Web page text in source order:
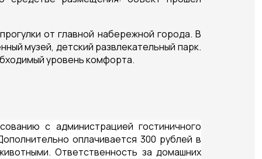
от главной набережной города. В
музей, детский развлекательный парк.
уровень комфорта.
с администрацией гостиничного
оплачивается 300 рублей в
Ответственность за домашних